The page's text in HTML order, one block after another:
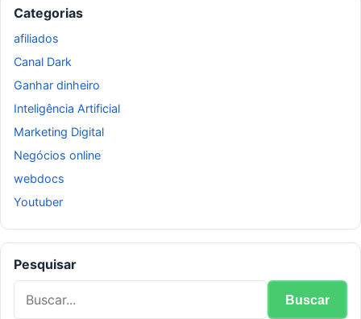
Categorias
afiliados
Canal Dark
Ganhar dinheiro
Inteligência Artificial
Marketing Digital
Negócios online
webdocs
Youtuber
Pesquisar